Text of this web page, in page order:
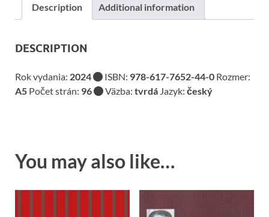
Description Additional information
DESCRIPTION
Rok vydania: 2024 ISBN: 978-617-7652-44-0 Rozmer:
A5 Počet strán: 96 Väzba: tvrdá Jazyk: český
You may also like…